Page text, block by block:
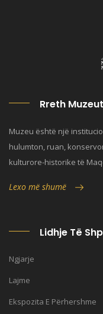
Rreth Muzeut
Muzeu është një
hulumton, ruan,
kulturore-historike të
Lexo më shumë
Lidhje Të
Ngjarje
Lajme
Ekspozita E Përhershme